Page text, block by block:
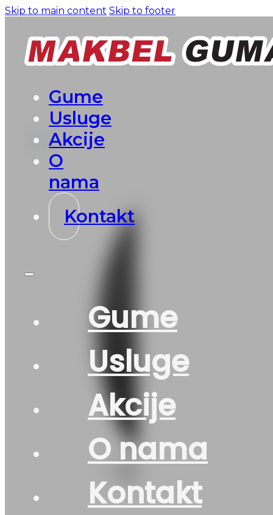
Skip to main content Skip to footer
Gume
Usluge
Akcije
O
nama
Kontakt
Gume
Usluge
Akcije
O nama
Kontakt